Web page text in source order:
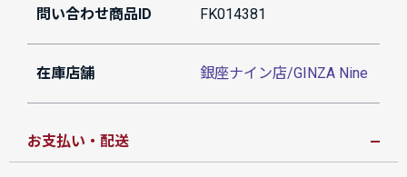
問い合わせ商品ID FK014381
在庫店舗 銀座ナイン店/GINZA Nine
お支払い・配送